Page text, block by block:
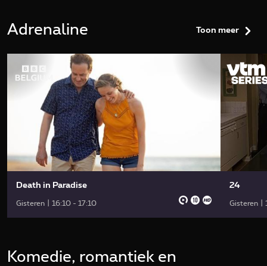
Adrenaline Toon meer
Death in Paradise
Gisteren | 16:10 - 17:10
24
Gisteren |
Komedie, romantiek en